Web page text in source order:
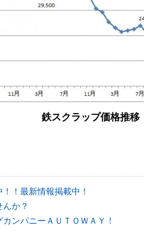
鉄スクラップ価格推移
！最新情報掲載中！
か？
ンパニーＡＵＴＯＷＡＹ！